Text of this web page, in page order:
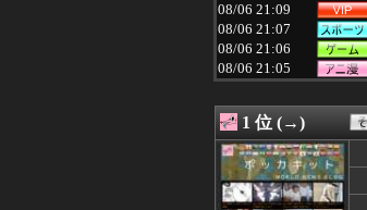
08/06 21:09
08/06 21:07
08/06 21:06
08/06 21:05
08/06 21:05
08/06 21:05
08/06 21:05
08/06 21:05
08/06 21:04
08/06 21:04
1 位 (→)